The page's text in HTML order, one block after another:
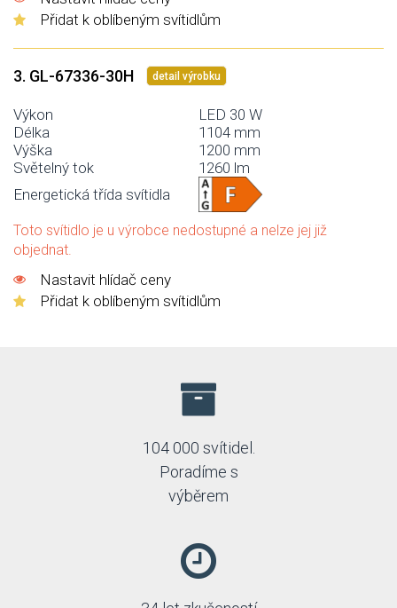
Přidat k oblíbeným svítidlům
3. GL-67336-30H detail výrobku
Výkon
LED 30 W
Délka
1104 mm
Výška
1200 mm
Světelný tok
1260 lm
Energetická třída svítidla
Toto svítidlo je u výrobce nedostupné a nelze jej již
objednat.
Nastavit hlídač ceny
Přidat k oblíbeným svítidlům
104 000 svítidel.
Poradíme s
výběrem